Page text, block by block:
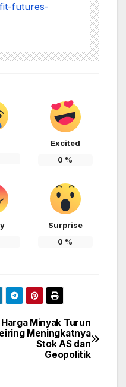
futures-
Excited
0 %
Surprise
0 %
Harga Minyak Turun
Meningkatnya
Stok AS dan
Geopolitik